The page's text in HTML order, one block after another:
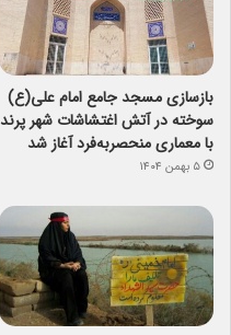
بازسازی مسجد جامع امام علی(ع)
سوخته در آتش اغتشاشات شهر پرند
با معماری منحصربه‌فرد آغاز شد
۵ بهمن ۱۴۰۴